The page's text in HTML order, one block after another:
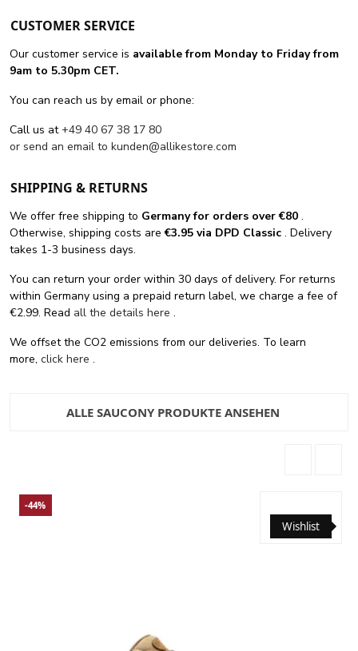
CUSTOMER SERVICE
Our customer service is available from Monday to Friday from
9am to 5.30pm CET.
You can reach us by email or phone:
Call us at+49 40 67 38 17 80
or send an email to kunden@allikestore.com
SHIPPING & RETURNS
We offer free shipping to Germany for orders over €80 .
Otherwise, shipping costs are€3.95 via DPD Classic . Delivery
takes 1-3 business days.
You can return your order within 30 days of delivery. For returns
within Germany using a prepaid return label, we charge a fee of
€2.99. Read all the details here .
We offset the CO2 emissions from our deliveries. To learn
more, click here .
ALLE SAUCONY PRODUKTE ANSEHEN
Wishlist
-44%